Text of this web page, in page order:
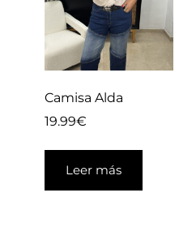
Camisa Alda
19.99€
Leer más